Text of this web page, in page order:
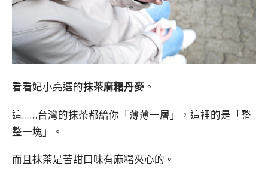
看看妃小亮選的抹茶麻糬丹麥 。
這……台灣的抹茶都給你「薄薄一層」，這裡的是「整
整一塊」。
而且抹茶是苦甜口味有麻糬夾心的。